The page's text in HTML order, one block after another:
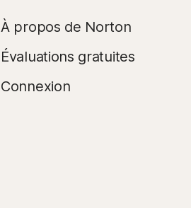
À propos de Norton
Évaluations gratuites
Connexion